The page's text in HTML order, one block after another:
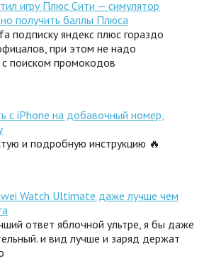
игру Плюс Сити — симулятор
получить баллы Плюса
подписку яндекс плюс гораздо
при этом не надо
с поиском промокодов
с iPhone на добавочный номер,
и подробную инструкцию 🔥
Watch Ultimate даже лучше чем
ответ яблочной ультре, я бы даже
и вид лучше и заряд держат